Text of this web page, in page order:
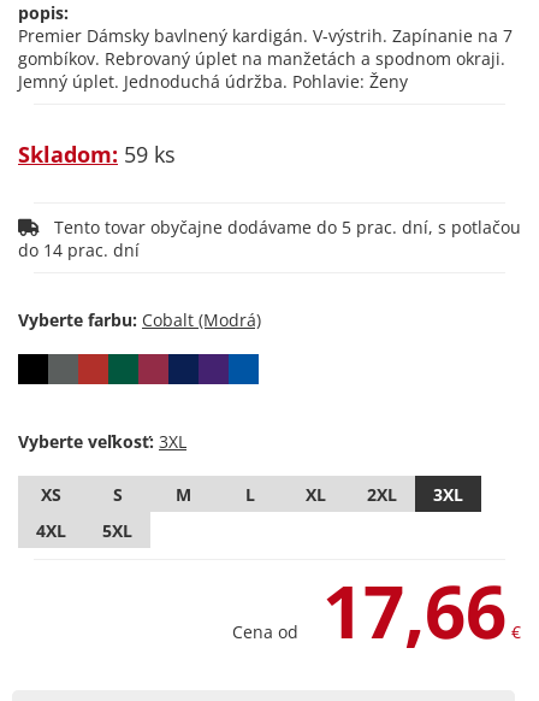
popis:
Premier Dámsky bavlnený kardigán. V-výstrih. Zapínanie na 7
gombíkov. Rebrovaný úplet na manžetách a spodnom okraji.
Jemný úplet. Jednoduchá údržba. Pohlavie: Ženy
Skladom: 59 ks
do 14 prac. dní
Vyberte farbu:
Vyberte veľkosť:
XS S M L XL 2XL
3XL
4XL
5XL
Cena od 17,66 €